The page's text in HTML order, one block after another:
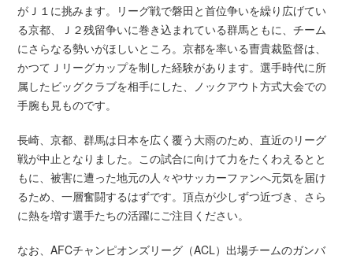
がＪ１に挑みます。リーグ戦で磐田と首位争いを繰り広げてい
る京都、Ｊ２残留争いに巻き込まれている群馬ともに、チーム
にさらなる勢いがほしいところ。京都を率いる曺貴裁監督は、
かつてＪリーグカップを制した経験があります。選手時代に所
属したビッグクラブを相手にした、ノックアウト方式大会での
手腕も見ものです。
長崎、京都、群馬は日本を広く覆う大雨のため、直近のリーグ
戦が中止となりました。この試合に向けて力をたくわえるとと
もに、被害に遭った地元の人々やサッカーファンへ元気を届け
るため、一層奮闘するはずです。頂点が少しずつ近づき、さら
に熱を増す選手たちの活躍にご注目ください。
なお、AFCチャンピオンズリーグ（ACL）出場チームのガンバ